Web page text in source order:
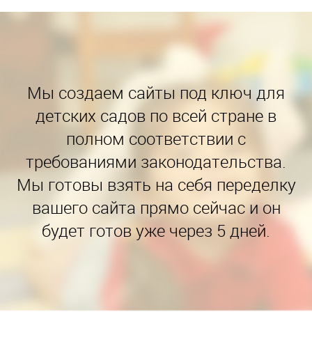
Мы создаем сайты под ключ для
детских садов по всей стране в
полном соответствии с
требованиями законодательства.
Мы готовы взять на себя переделку
вашего сайта прямо сейчас и он
будет готов уже через 5 дней.